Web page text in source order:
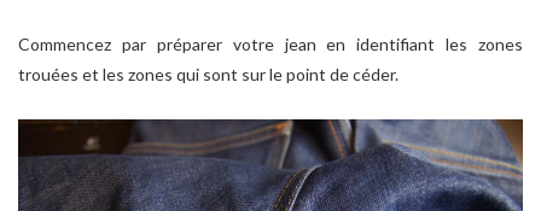
Commencez par préparer votre jean en identifiant les zones
trouées et les zones qui sont sur le point de céder.